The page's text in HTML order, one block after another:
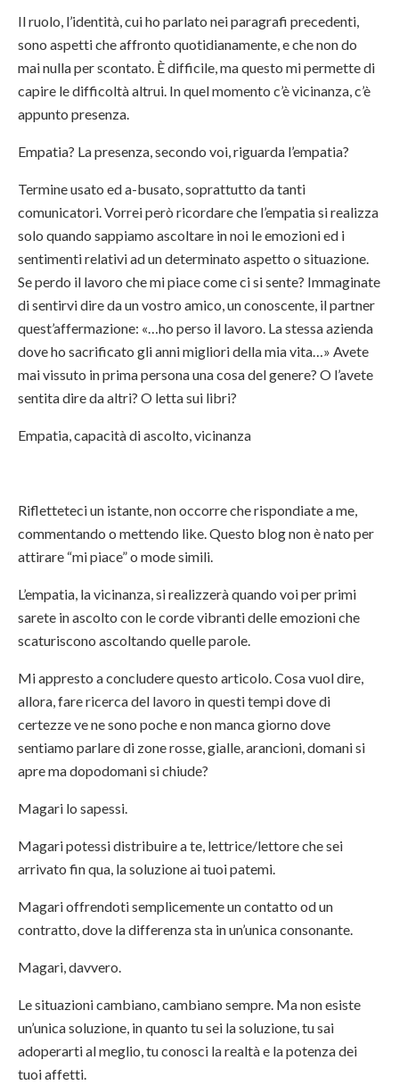
Il ruolo, l’identità, cui ho parlato nei paragrafi precedenti,
sono aspetti che affronto quotidianamente, e che non do
mai nulla per scontato. È difficile, ma questo mi permette di
capire le difficoltà altrui. In quel momento c’è vicinanza, c’è
appunto presenza.
Empatia? La presenza, secondo voi, riguarda l’empatia?
Termine usato ed a-busato, soprattutto da tanti
comunicatori. Vorrei però ricordare che l’empatia si realizza
solo quando sappiamo ascoltare in noi le emozioni ed i
sentimenti relativi ad un determinato aspetto o situazione.
Se perdo il lavoro che mi piace come ci si sente? Immaginate
di sentirvi dire da un vostro amico, un conoscente, il partner
quest’affermazione: «…ho perso il lavoro. La stessa azienda
dove ho sacrificato gli anni migliori della mia vita…» Avete
mai vissuto in prima persona una cosa del genere? O l’avete
sentita dire da altri? O letta sui libri?
Empatia, capacità di ascolto, vicinanza
Rifletteteci un istante, non occorre che rispondiate a me,
commentando o mettendo like. Questo blog non è nato per
attirare “mi piace” o mode simili.
L’empatia, la vicinanza, si realizzerà quando voi per primi
sarete in ascolto con le corde vibranti delle emozioni che
scaturiscono ascoltando quelle parole.
Mi appresto a concludere questo articolo. Cosa vuol dire,
allora, fare ricerca del lavoro in questi tempi dove di
certezze ve ne sono poche e non manca giorno dove
sentiamo parlare di zone rosse, gialle, arancioni, domani si
apre ma dopodomani si chiude?
Magari lo sapessi.
Magari potessi distribuire a te, lettrice/lettore che sei
arrivato fin qua, la soluzione ai tuoi patemi.
Magari offrendoti semplicemente un contatto od un
contratto, dove la differenza sta in un’unica consonante.
Magari, davvero.
Le situazioni cambiano, cambiano sempre. Ma non esiste
un’unica soluzione, in quanto tu sei la soluzione, tu sai
adoperarti al meglio, tu conosci la realtà e la potenza dei
tuoi affetti.